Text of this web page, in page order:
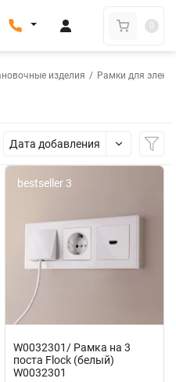
0
изделия / Рамки для
Дата добавления
bestseller 3
W0032301/ Рамка на 3
поста Flock (белый)
W0032301